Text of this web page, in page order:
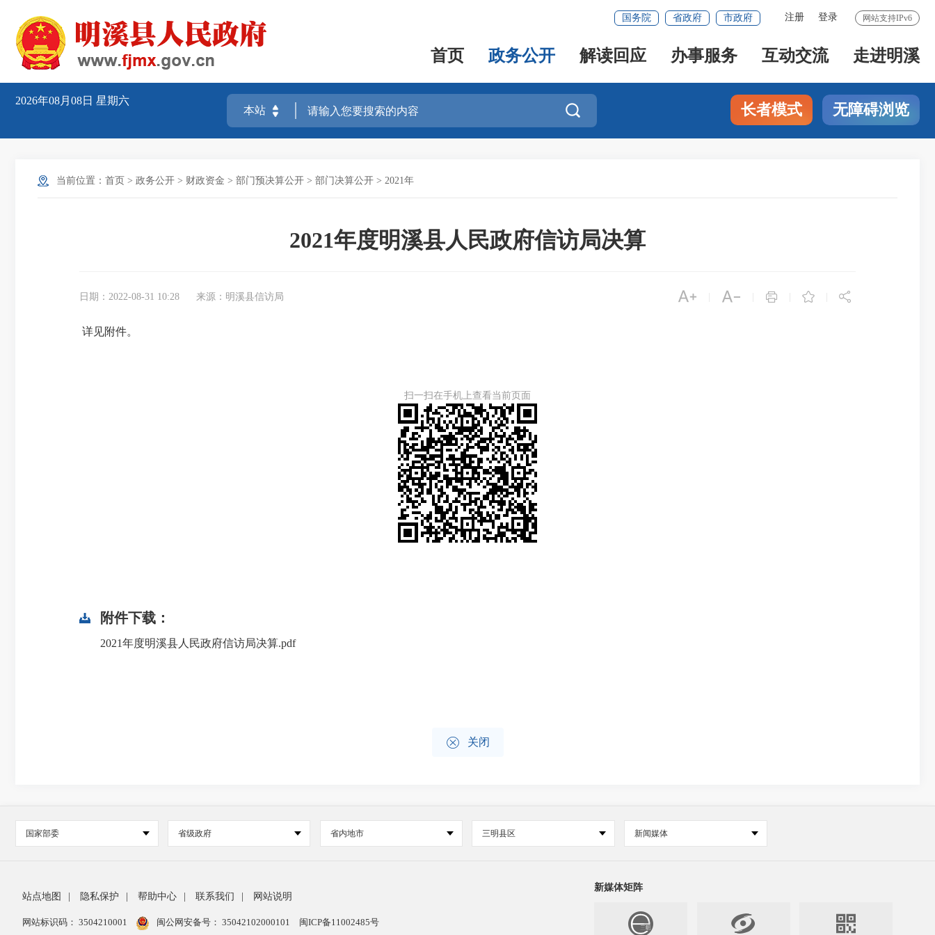
网站支持IPv6
注册 登录
国务院 省政府 市政府
首页 政务公开 解读回应 办事服务 互动交流 走进明溪
2026年08月08日 星期六
 长者模式 无障碍浏览
当前位置： 首页 > 政务公开 > 财政资金 > 部门预决算公开 > 部门决算公开 > 2021年
2021年度明溪县人民政府信访局决算
日期：2022-08-31 10:28 来源：明溪县信访局     
详见附件。
扫一扫在手机上查看当前页面
附件下载：
2021年度明溪县人民政府信访局决算.pdf
 关闭
国家部委 省级政府 省内地市 三明县区 新闻媒体
站点地图 隐私保护 帮助中心 联系我们 网站说明
网站标识码： 3504210001 闽公网安备号： 35042102000101 闽ICP备11002485号
新媒体矩阵
 